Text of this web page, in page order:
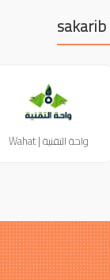
واحة التقنية | Wahat